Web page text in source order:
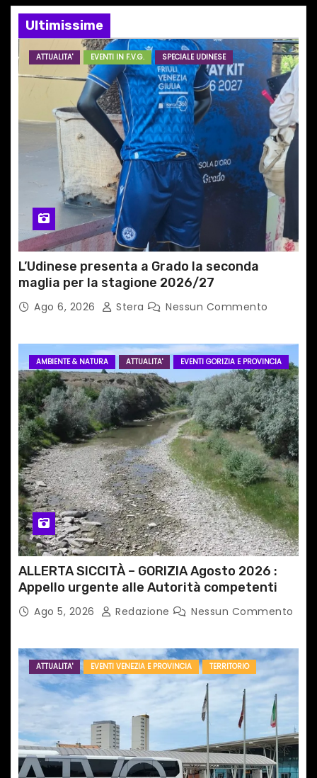
e
a
r
c
l
i
Ultimissime
ATTUALITA' EVENTI IN F.V.G. SPECIALE UDINESE
L’Udinese presenta a Grado la seconda
maglia per la stagione 2026/27
Ago 6, 2026 Stera Nessun Commento
AMBIENTE & NATURA ATTUALITA' EVENTI GORIZIA E PROVINCIA
ALLERTA SICCITÀ – GORIZIA Agosto 2026 :
Appello urgente alle Autorità competenti
Ago 5, 2026 Redazione Nessun Commento
ATTUALITA' EVENTI VENEZIA E PROVINCIA TERRITORIO